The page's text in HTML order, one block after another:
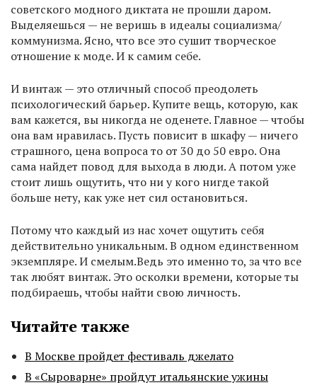
советского модного диктата не прошли даром.
Выделяешься — не веришь в идеалы социализма/
коммунизма. Ясно, что все это сушит творческое
отношение к моде. И к самим себе.
И винтаж — это отличный способ преодолеть
психологический барьер. Купите вещь, которую, как
вам кажется, вы никогда не оденете. Главное — чтобы
она вам нравилась. Пусть повисит в шкафу — ничего
страшного, цена вопроса то от 30 до 50 евро. Она
сама найдет повод для выхода в люди. А потом уже
стоит лишь ощутить, что ни у кого нигде такой
больше нету, как уже нет сил остановиться.
Потому что каждый из нас хочет ощутить себя
действительно уникальным. В одном единственном
экземпляре. И смелым.Ведь это именно то, за что все
так любят винтаж. Это осколки времени, которые ты
подбираешь, чтобы найти свою личность.
Читайте также
В Москве пройдет фестиваль джелато
В «Сыроварне» пройдут итальянские ужины